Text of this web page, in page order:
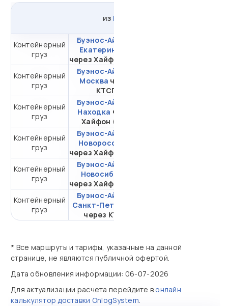
из Буэнос-Айреса
Контейнерный
груз
Буэнос-Айрес -
Екатеринбург
через Хайфон (Тр.)
Контейнерный
груз
Буэнос-Айрес -
Москва через
КТСП
Контейнерный
груз
Буэнос-Айрес -
Находка через
Хайфон (Тр.)
Контейнерный
груз
Буэнос-Айрес -
Новороссийск
через Хайфон (Тр.)
Контейнерный
груз
Буэнос-Айрес -
Новосибирск
через Хайфон (Тр.)
Контейнерный
груз
Буэнос-Айрес -
Санкт-Петербург
через КТСП
* Все маршруты и тарифы, указанные на данной
странице, не являются публичной офертой.
Дата обновления информации: 06-07-2026
Для актуализации расчета перейдите в онлайн
калькулятор доставки OnlogSystem.